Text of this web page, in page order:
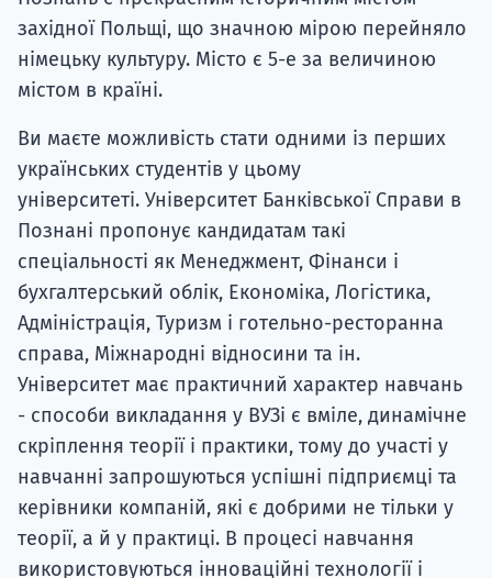
західної Польщі, що значною мірою перейняло
німецьку культуру. Місто є 5-е за величиною
містом в країні.
Ви маєте можливість стати одними із перших
українських студентів у цьому
університеті. Університет Банківської Справи в
Познані пропонує кандидатам такі
спеціальності як Менеджмент, Фінанси і
бухгалтерський облік, Економіка, Логістика,
Адміністрація, Туризм і готельно-ресторанна
справа, Міжнародні відносини та ін.
Університет має практичний характер навчань
- способи викладання у ВУЗі є вміле, динамічне
скріплення теорії і практики, тому до участі у
навчанні запрошуються успішні підприємці та
керівники компаній, які є добрими не тільки у
теорії, а й у практиці. В процесі навчання
використовуються інноваційні технології і